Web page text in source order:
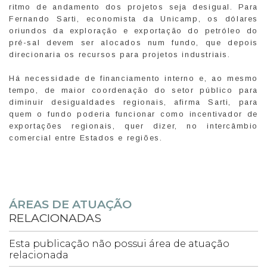
ritmo de andamento dos projetos seja desigual. Para
Fernando Sarti, economista da Unicamp, os dólares
oriundos da exploração e exportação do petróleo do
pré-sal devem ser alocados num fundo, que depois
direcionaria os recursos para projetos industriais.
Há necessidade de financiamento interno e, ao mesmo
tempo, de maior coordenação do setor público para
diminuir desigualdades regionais, afirma Sarti, para
quem o fundo poderia funcionar como incentivador de
exportações regionais, quer dizer, no intercâmbio
comercial entre Estados e regiões.
ÁREAS DE ATUAÇÃO
RELACIONADAS
Esta publicação não possui área de atuação
relacionada